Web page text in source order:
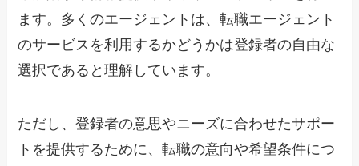
ます。多くのエージェントは、転職エージェント
のサービスを利用するかどうかは登録者の自由な
選択であると理解しています。
ただし、登録者の意思やニーズに合わせたサポー
トを提供するために、転職の意向や希望条件につ